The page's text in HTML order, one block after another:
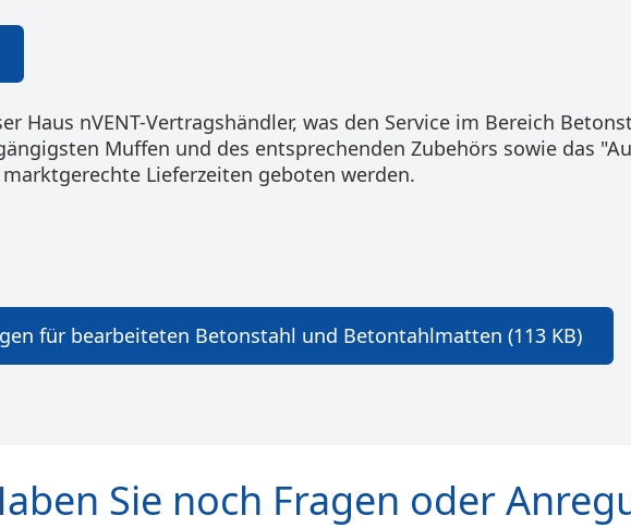
Haus nVENT-Vertragshändler, was den Service im Bereich
Muffen und des entsprechenden Zubehörs sowie das
Lieferzeiten geboten werden.
Aufpreise und Bedingungen für bearbeiteten Betonstahl und Betontahlmatten (113 KB)
Sie noch Fragen oder